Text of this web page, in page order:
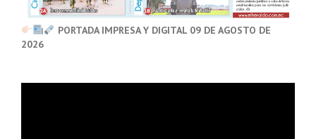
PORTADA IMPRESA Y DIGITAL 09 DE AGOSTO DE
2026